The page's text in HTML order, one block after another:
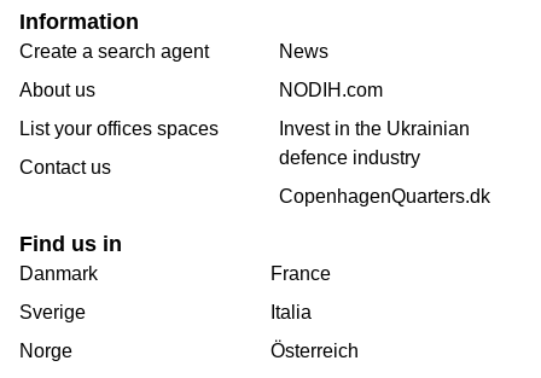
Information
Create a search agent
About us
List your offices spaces
Contact us
News
NODIH.com
Invest in the Ukrainian
defence industry
CopenhagenQuarters.dk
Find us in
Danmark
Sverige
Norge
France
Italia
Österreich